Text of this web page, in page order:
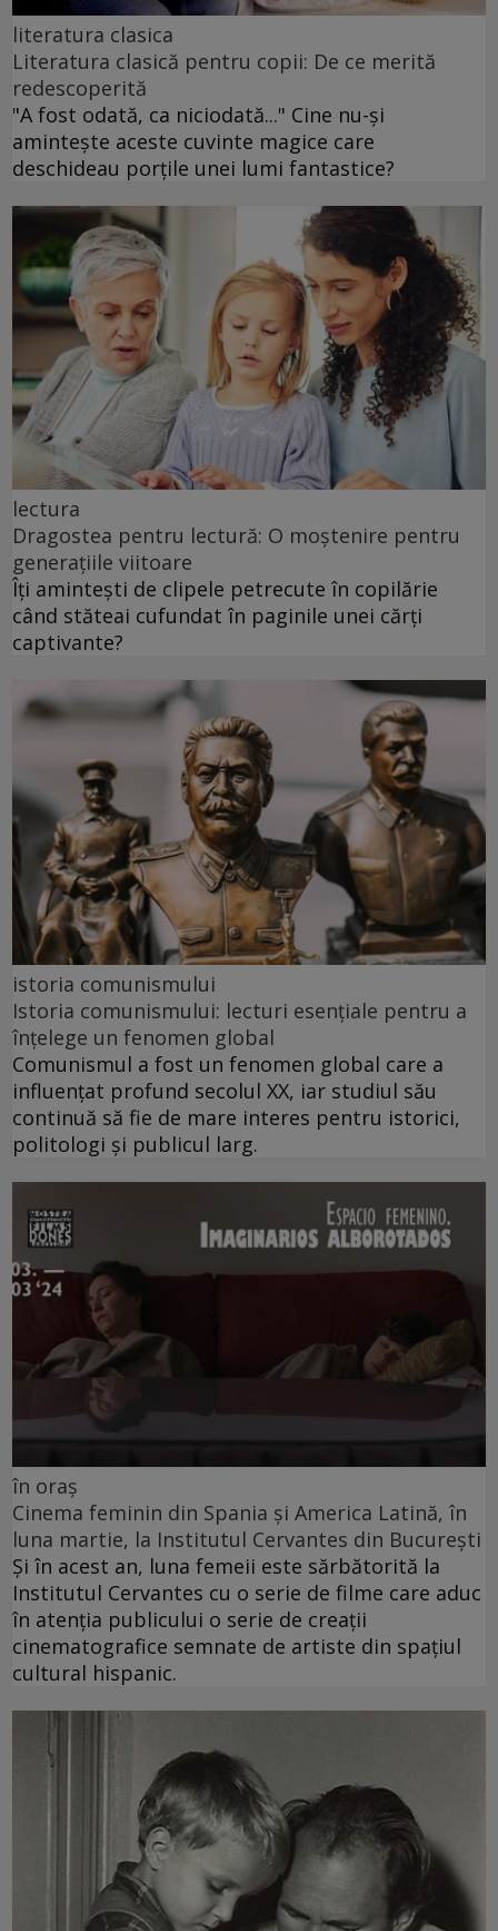
literatura clasica
Literatura clasică pentru copii: De ce merită
redescoperită
"A fost odată, ca niciodată..." Cine nu-și
amintește aceste cuvinte magice care
deschideau porțile unei lumi fantastice?
lectura
Dragostea pentru lectură: O moștenire pentru
generațiile viitoare
Îți amintești de clipele petrecute în copilărie
când stăteai cufundat în paginile unei cărți
captivante?
istoria comunismului
Istoria comunismului: lecturi esențiale pentru a
înțelege un fenomen global
Comunismul a fost un fenomen global care a
influențat profund secolul XX, iar studiul său
continuă să fie de mare interes pentru istorici,
politologi și publicul larg.
în oraș
Cinema feminin din Spania și America Latină, în
luna martie, la Institutul Cervantes din București
Și în acest an, luna femeii este sărbătorită la
Institutul Cervantes cu o serie de filme care aduc
în atenția publicului o serie de creații
cinematografice semnate de artiste din spațiul
cultural hispanic.